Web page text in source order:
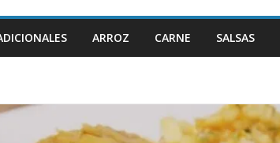
ARROZ CARNE SALSAS